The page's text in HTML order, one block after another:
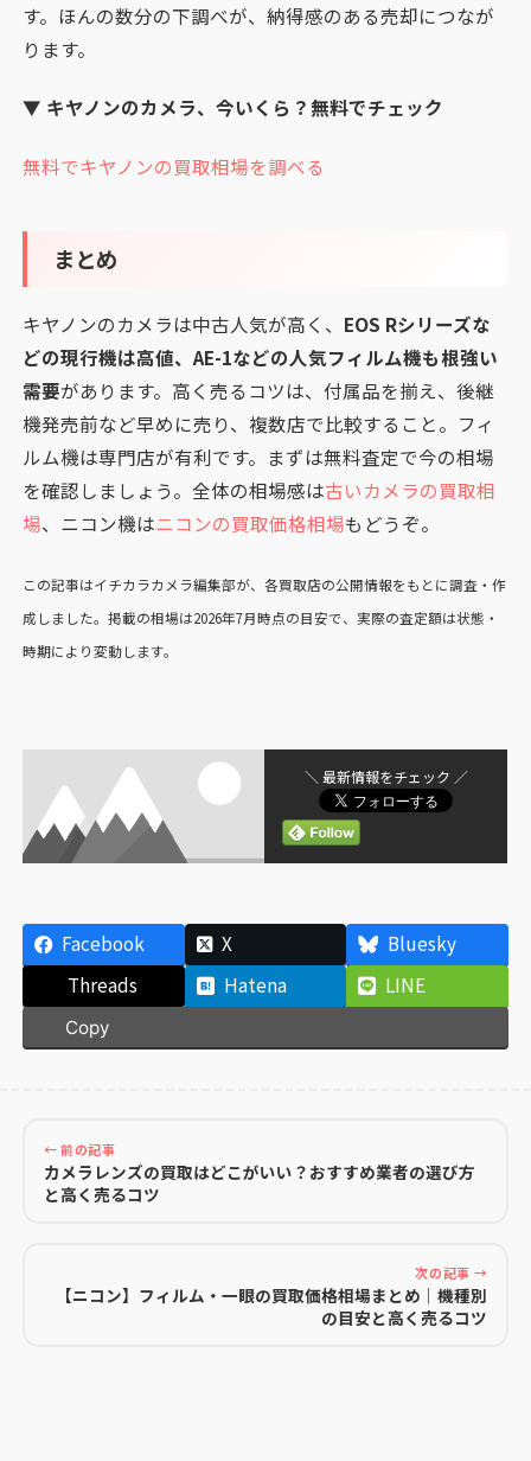
す。ほんの数分の下調べが、納得感のある売却につなが
ります。
▼ キヤノンのカメラ、今いくら？無料でチェック
無料でキヤノンの買取相場を調べる
まとめ
キヤノンのカメラは中古人気が高く、 EOS Rシリーズな
どの現行機は高値、AE-1などの人気フィルム機も根強い
需要があります。高く売るコツは、付属品を揃え、後継
機発売前など早めに売り、複数店で比較すること。フィ
ルム機は専門店が有利です。まずは無料査定で今の相場
を確認しましょう。全体の相場感は古いカメラの買取相
場、ニコン機はニコンの買取価格相場もどうぞ。
この記事はイチカラカメラ編集部が、各買取店の公開情報をもとに調査・作
成しました。掲載の相場は2026年7月時点の目安で、実際の査定額は状態・
時期により変動します。
＼ 最新情報をチェック ／
Facebook X
Bluesky
Threads
Hatena LINE
Copy
← 前の記事
カメラレンズの買取はどこがいい？おすすめ業者の選び方
と高く売るコツ
次の記事 →
【ニコン】フィルム・一眼の買取価格相場まとめ｜機種別
の目安と高く売るコツ